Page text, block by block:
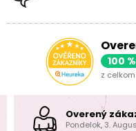
100 %
z celkom
Overený
Pondelok, 3.